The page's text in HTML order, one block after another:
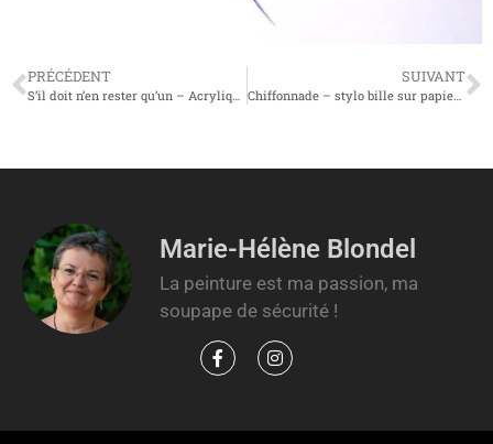
PRÉCÉDENT
S’il doit n’en rester qu’un – Acrylique sur toile – 100 X 50 cm – 550 €
SUIVANT
Chiffonnade – stylo bille sur papier – non dispo
Marie-Hélène Blondel
La peinture est ma passion, ma
soupape de sécurité !